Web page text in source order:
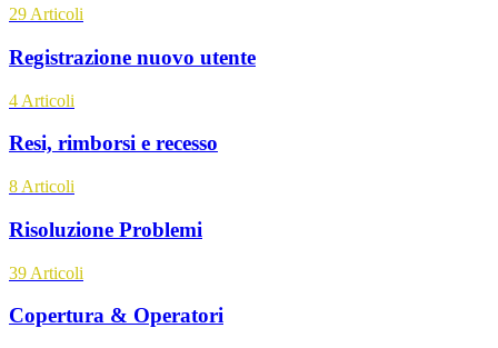
29 Articoli
Registrazione nuovo utente
4 Articoli
Resi, rimborsi e recesso
8 Articoli
Risoluzione Problemi
39 Articoli
Copertura & Operatori